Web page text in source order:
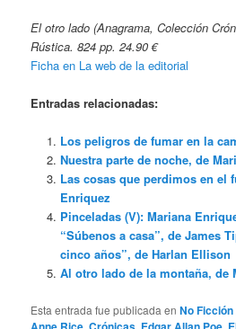
El otro lado (Anagrama, Colección
Rústica. 824 pp. 24.90 €
Ficha en La web de la editorial
Entradas relacionadas:
Los peligros de fumar en la
Nuestra parte de noche, de
Las cosas que perdimos en el
Enriquez
Pinceladas (V): Mariana
“Súbenos a casa”, de James
cinco años”, de Harlan Ellison
Al otro lado de la montaña, de
Esta entrada fue publicada enNo Ficción
, , ,